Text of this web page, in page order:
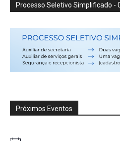
Processo Seletivo Simplificado -
Próximos Eventos